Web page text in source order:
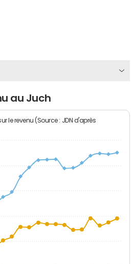
au Juch
le revenu (Source : JDN d'après